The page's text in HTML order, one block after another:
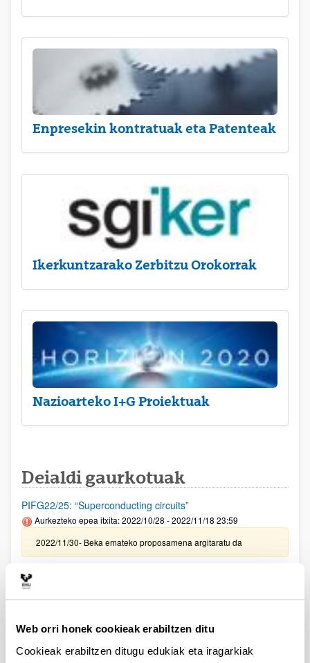
Web orri honek cookieak erabiltzen ditu
Cookieak erabiltzen ditugu edukiak eta iragarkiak
Enpresekin kontratuak eta Patenteak
Ikerkuntzarako Zerbitzu Orokorrak
Nazioarteko I+G Proiektuak
Deialdi gaurkotuak
PIFG22/25: “Superconducting circuits”
Aurkezteko epea itxita: 2022/10/28 - 2022/11/18 23:59
2022/11/30- Beka emateko proposamena argitaratu da
PIFG22/24: “Optical fiber sensors"
eskaeren zerrenda argitaratu da
Unibertsitatea-Enpresa-Gizartea Proiektuak 2022